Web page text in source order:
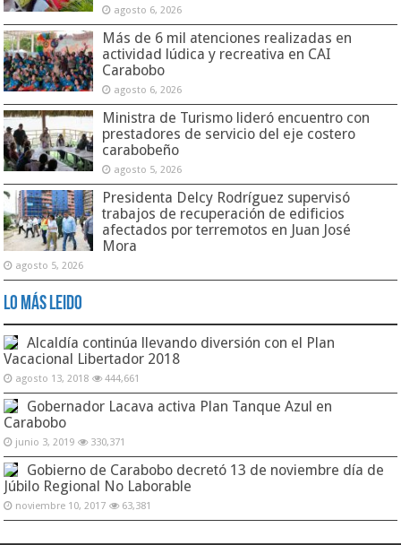
agosto 6, 2026
Más de 6 mil atenciones realizadas en
actividad lúdica y recreativa en CAI
Carabobo
agosto 6, 2026
Ministra de Turismo lideró encuentro con
prestadores de servicio del eje costero
carabobeño
agosto 5, 2026
Presidenta Delcy Rodríguez supervisó
trabajos de recuperación de edificios
afectados por terremotos en Juan José
Mora
agosto 5, 2026
Lo Más Leido
Alcaldía continúa llevando diversión con el Plan
Vacacional Libertador 2018
agosto 13, 2018 444,661
Gobernador Lacava activa Plan Tanque Azul en
Carabobo
junio 3, 2019 330,371
Gobierno de Carabobo decretó 13 de noviembre día de
Júbilo Regional No Laborable
noviembre 10, 2017 63,381